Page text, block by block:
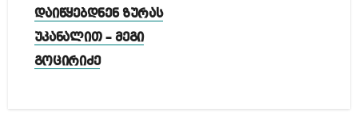
დაიწყებდნენ ზურას
უკანალით – მეგი
გოცირიძე